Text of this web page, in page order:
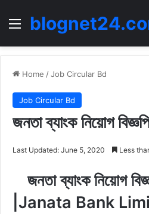
Menu
Home /Job Circular Bd
Job Circular Bd
জনতা ব্যাংক নিয়োগ
Last Updated: June 5, 2020 Less
জনতা ব্যাংক নিয়োগ
|Janata Bank